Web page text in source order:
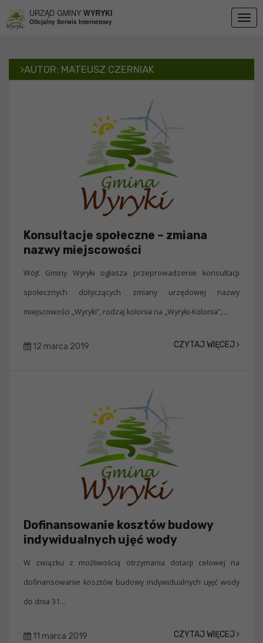
URZĄD GMINY WYRYKI
Oficjalny Serwis Internetowy
AUTOR: MATEUSZ CZERNIAK
Konsultacje społeczne – zmiana
nazwy miejscowości
Wójt Gminy Wyryki ogłasza przeprowadzenie konsultacji
społecznych dotyczących zmiany urzędowej nazwy
miejscowości „Wyryki”, rodzaj kolonia na „Wyryki-Kolonia”,...
12 marca 2019 CZYTAJ WIĘCEJ
Dofinansowanie kosztów budowy
indywidualnych ujęć wody
W związku z możliwością otrzymania dotacji celowej na
dofinansowanie kosztów budowy indywidualnych ujęć wody
do dnia 31...
11 marca 2019 CZYTAJ WIĘCEJ